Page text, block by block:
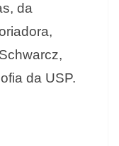
da
da USP.